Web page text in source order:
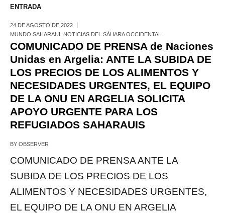
ENTRADA
24 DE AGOSTO DE 2022
MUNDO SAHARAUI
NOTICIAS DEL SÁHARA OCCIDENTAL
COMUNICADO DE PRENSA de Naciones
Unidas en Argelia: ANTE LA SUBIDA DE
LOS PRECIOS DE LOS ALIMENTOS Y
NECESIDADES URGENTES, EL EQUIPO
DE LA ONU EN ARGELIA SOLICITA
APOYO URGENTE PARA LOS
REFUGIADOS SAHARAUIS
BY OBSERVER
COMUNICADO DE PRENSA ANTE LA
SUBIDA DE LOS PRECIOS DE LOS
ALIMENTOS Y NECESIDADES URGENTES,
EL EQUIPO DE LA ONU EN ARGELIA